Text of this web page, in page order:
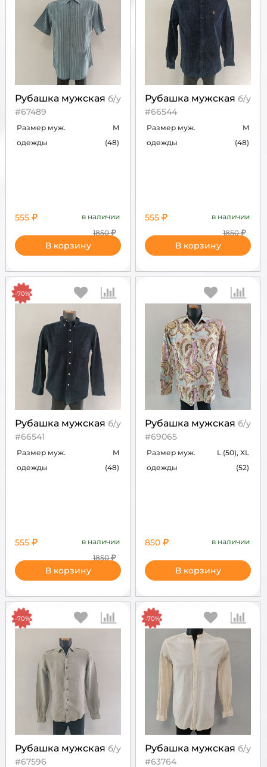
Рубашка мужская б/у
#67489
Размер муж.
одежды
M
(48)
555
в наличии
1850
В корзину
Рубашка мужская б/у
#66544
Размер муж.
одежды
M
(48)
555
в наличии
1850
В корзину
Рубашка мужская б/у
#66541
Размер муж.
одежды
M
(48)
-70%
555
в наличии
1850
В корзину
Рубашка мужская б/у
#69065
Размер муж.
одежды
L (50), XL
(52)
850 в наличии
В корзину
Рубашка мужская б/у
#67596
-70%
Рубашка мужская б/у
#63764
-70%